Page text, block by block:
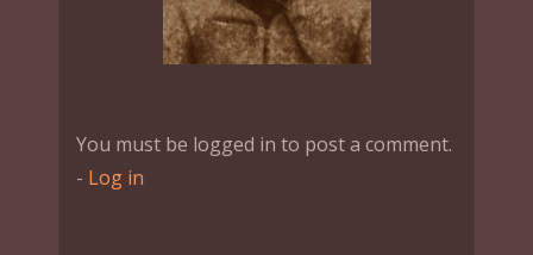
You must be logged in to post a comment.
- Log in